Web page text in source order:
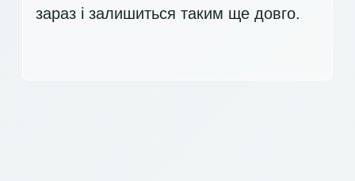
зараз і залишиться таким ще довго.